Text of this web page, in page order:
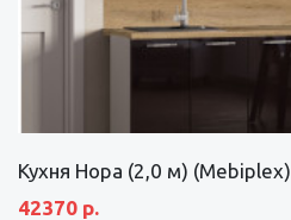
Кухня Нора (2,0 м) (Mebiplex)
42370 р.